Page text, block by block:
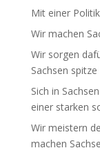
Mit einer
Wir machen
Wir sorgen
Sachsen spitze
Sich in
einer starken
Wir meistern
machen